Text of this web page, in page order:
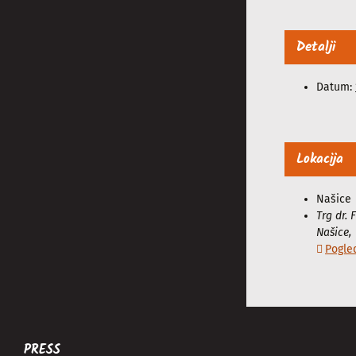
Detalji
Datum:
Lokacija
Našice
Trg dr.
Našice,
PRESS